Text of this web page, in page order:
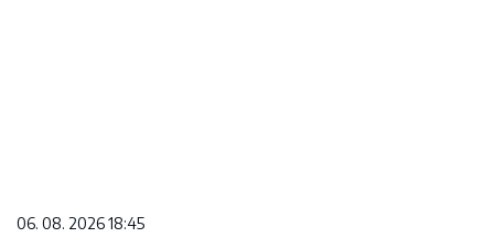
06. 08. 2026 18:45